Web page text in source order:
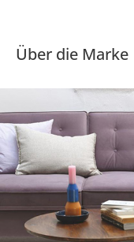
Über die Marke